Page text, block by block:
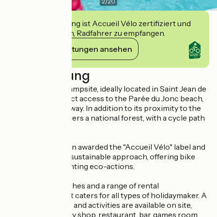
Diese Einrichtung ist Accueil Vélo zertifiziert und
verpflichtet sich, Radfahrer zu empfangen.
Ihre Verpflichtungen ansehen
Beschreibung
The Côté Plage campsite, ideally located in Saint Jean de
Monts, offers direct access to the Parée du Jonc beach,
just 200 metres away. In addition to its proximity to the
beach, it also borders a national forest, with a cycle path
The hotel has been awarded the "Accueil Vélo" label and
is committed to a sustainable approach, offering bike
hire and implementing eco-actions.
With 123 bare pitches and a range of rental
accommodation, it caters for all types of holidaymaker. A
variety of services and activities are available on site,
including a grocery shop, restaurant, bar, games room,